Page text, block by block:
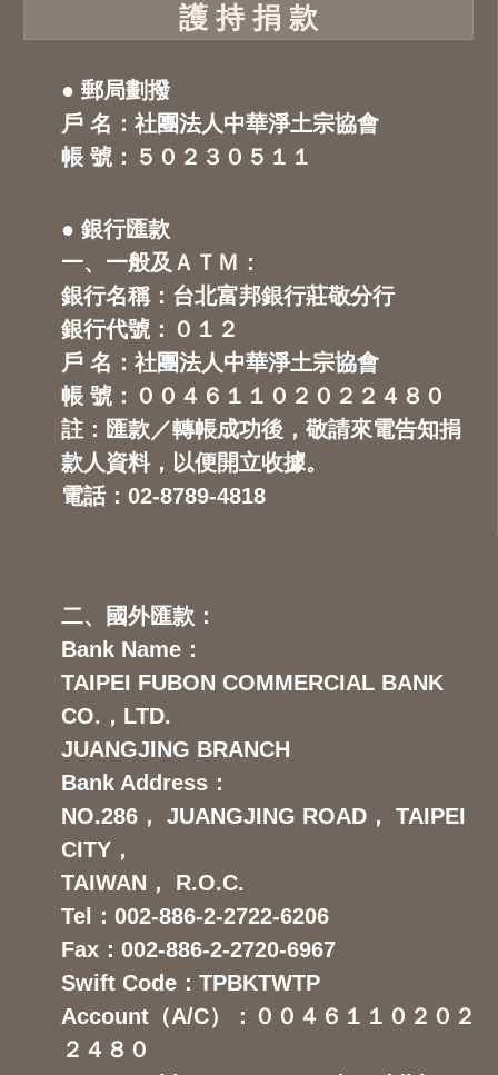
護 持 捐 款
● 郵局劃撥
戶 名：社團法人中華淨土宗協會
帳 號：５０２３０５１１
● 銀行匯款
一、一般及ＡＴＭ：
銀行名稱：台北富邦銀行莊敬分行
銀行代號：０１２
戶 名：社團法人中華淨土宗協會
帳 號：００４６１１０２０２２４８０
註：匯款／轉帳成功後，敬請來電告知捐
款人資料，以便開立收據。
電話：02-8789-4818
二、國外匯款：
Bank Name：
TAIPEI FUBON COMMERCIAL BANK
CO.，LTD.
JUANGJING BRANCH
Bank Address：
NO.286， JUANGJING ROAD， TAIPEI
CITY，
TAIWAN， R.O.C.
Tel：002-886-2-2722-6206
Fax：002-886-2-2720-6967
Swift Code：TPBKTWTP
Account（A/C）：００４６１１０２０２
２４８０